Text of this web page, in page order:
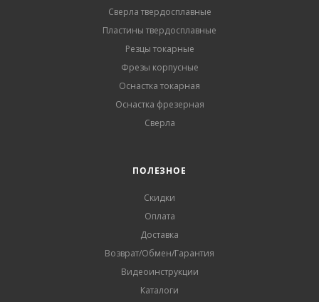
Сверла твердосплавные
Пластины твердосплавные
Резцы токарные
Фрезы корпусные
Оснастка токарная
Оснастка фрезерная
Сверла
ПОЛЕЗНОЕ
Скидки
Оплата
Доставка
Возврат/Обмен/Гарантия
Видеоинструкции
Каталоги